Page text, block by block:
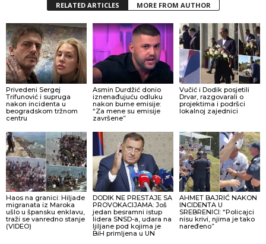
RELATED ARTICLES MORE FROM AUTHOR
Privedeni Sergej
Trifunović i supruga
nakon incidenta u
beogradskom tržnom
centru
Asmin Durdžić donio
iznenađujuću odluku
nakon burne emisije:
“Za mene su emisije
završene”
Vučić i Dodik posjetili
Drvar, razgovarali o
projektima i podršci
lokalnoj zajednici
Haos na granici: Hiljade
migranata iz Maroka
ušlo u špansku enklavu,
traži se vanredno stanje
(VIDEO)
DODIK NE PRESTAJE SA
PROVOKACIJAMA: Još
jedan besramni istup
lidera SNSD-a, udara na
ljiljane pod kojima je
BiH primljena u UN
AHMET BAJRIĆ NAKON
INCIDENTA U
SREBRENICI: “Policajci
nisu krivi, njima je tako
naređeno”